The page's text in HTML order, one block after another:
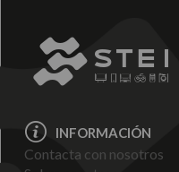
INFORMACIÓN
Contacta con nosotros